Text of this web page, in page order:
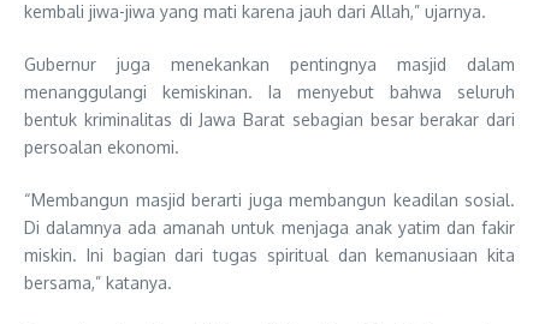
kembali jiwa-jiwa yang mati karena jauh dari Allah,” ujarnya.
Gubernur juga menekankan pentingnya masjid dalam
menanggulangi kemiskinan. Ia menyebut bahwa seluruh
bentuk kriminalitas di Jawa Barat sebagian besar berakar dari
persoalan ekonomi.
“Membangun masjid berarti juga membangun keadilan sosial.
Di dalamnya ada amanah untuk menjaga anak yatim dan fakir
miskin. Ini bagian dari tugas spiritual dan kemanusiaan kita
bersama,” katanya.